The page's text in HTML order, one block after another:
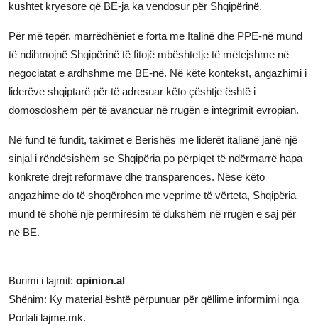
kushtet kryesore që BE-ja ka vendosur për Shqipërinë.
Për më tepër, marrëdhëniet e forta me Italinë dhe PPE-në mund
të ndihmojnë Shqipërinë të fitojë mbështetje të mëtejshme në
negociatat e ardhshme me BE-në. Në këtë kontekst, angazhimi i
liderëve shqiptarë për të adresuar këto çështje është i
domosdoshëm për të avancuar në rrugën e integrimit evropian.
Në fund të fundit, takimet e Berishës me liderët italianë janë një
sinjal i rëndësishëm se Shqipëria po përpiqet të ndërmarrë hapa
konkrete drejt reformave dhe transparencës. Nëse këto
angazhime do të shoqërohen me veprime të vërteta, Shqipëria
mund të shohë një përmirësim të dukshëm në rrugën e saj për
në BE.
Burimi i lajmit: opinion.al
Shënim: Ky material është përpunuar për qëllime informimi nga
Portali lajme.mk.